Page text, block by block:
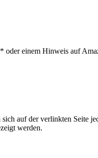
oder einem Hinweis auf
auf der verlinkten Seite
werden.